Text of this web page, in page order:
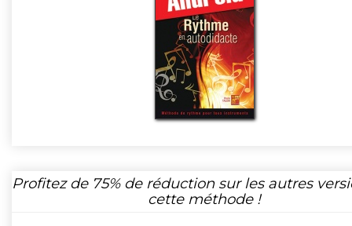
Profitez de 75%de réduction sur les autres
cette méthode !